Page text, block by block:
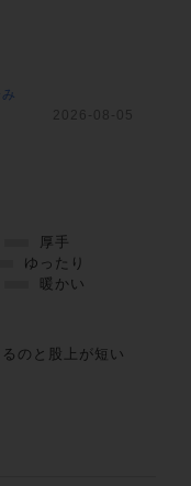
2026-08-05
厚手
ゆったり
暖かい
のと股上が短い